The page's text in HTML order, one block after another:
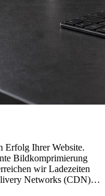
Erfolg Ihrer Website.
Bildkomprimierung
wir Ladezeiten
Networks (CDN),